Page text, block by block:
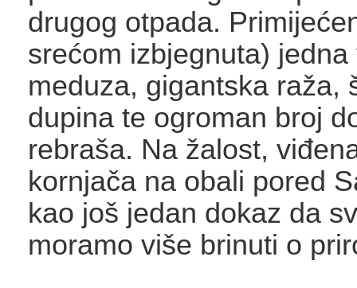
drugog otpada.
srećom izbjegnuta) jedna
meduza, gigantska raža,
dupina te ogroman broj
rebraša. Na žalost,
kornjača na obali pored
kao još jedan dokaz da
moramo više brinuti o